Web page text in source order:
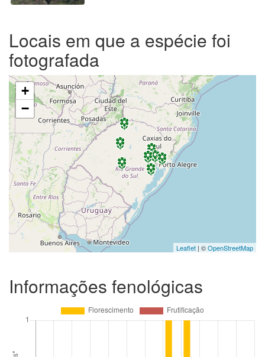
Locais em que a espécie foi
fotografada
+
−
Leaflet | ©OpenStreetMap
Informações fenológicas